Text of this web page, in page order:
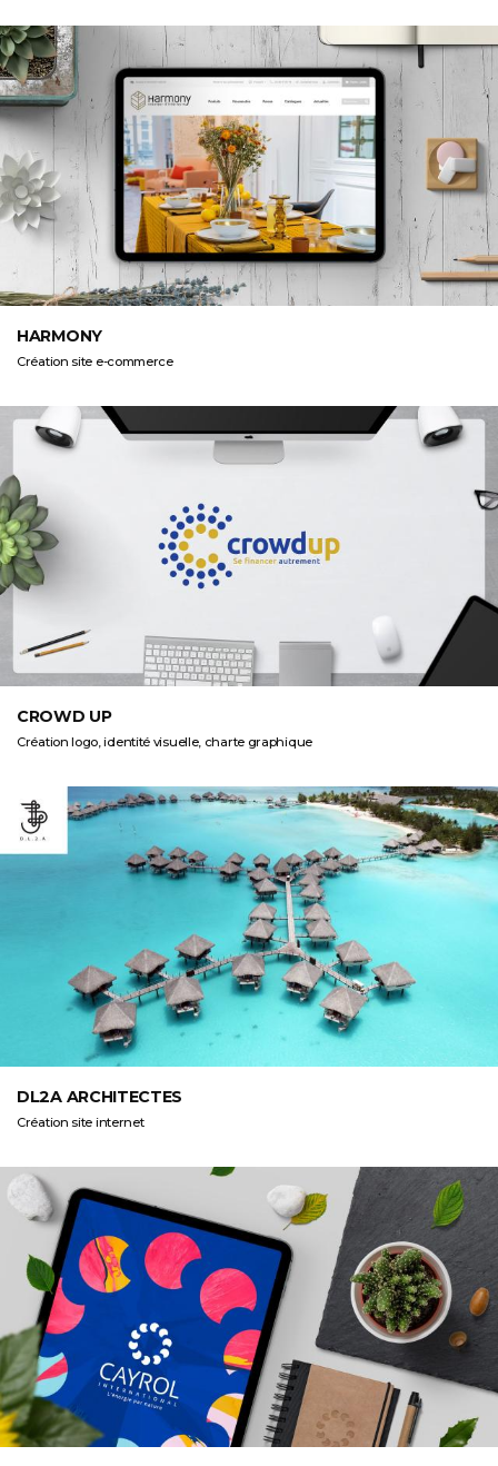
HARMONY
Création site e-commerce
CROWD UP
Création logo, identité visuelle, charte graphique
DL2A ARCHITECTES
Création site internet